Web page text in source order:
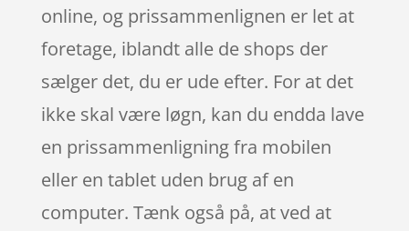
online, og prissammenlignen er let at
foretage, iblandt alle de shops der
sælger det, du er ude efter. For at det
ikke skal være løgn, kan du endda lave
en prissammenligning fra mobilen
eller en tablet uden brug af en
computer. Tænk også på, at ved at